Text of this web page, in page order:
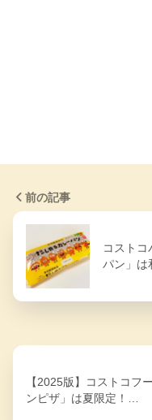
前の記事
コスト
パン」は
【2025版】コストコフ
ンピザ」は夏限定！…